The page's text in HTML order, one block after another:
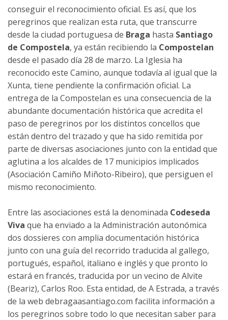
09 - A Gándara - Santiago de
Compostela
conseguir el reconocimiento oficial. Es así, que los
peregrinos que realizan esta ruta, que transcurre
desde la ciudad portuguesa de Braga hasta Santiago
de Compostela, ya están recibiendo la Compostelan
desde el pasado día 28 de marzo. La Iglesia ha
reconocido este Camino, aunque todavía al igual que la
Xunta, tiene pendiente la confirmación oficial. La
entrega de la Compostelan es una consecuencia de la
abundante documentación histórica que acredita el
paso de peregrinos por los distintos concellos que
están dentro del trazado y que ha sido remitida por
parte de diversas asociaciones junto con la entidad que
aglutina a los alcaldes de 17 municipios implicados
(Asociación Camiño Miñoto-Ribeiro), que persiguen el
mismo reconocimiento.
Entre las asociaciones está la denominada Codeseda
Viva que ha enviado a la Administración autonómica
dos dossieres con amplia documentación histórica
junto con una guía del recorrido traducida al gallego,
portugués, español, italiano e inglés y que pronto lo
estará en francés, traducida por un vecino de Alvite
(Beariz), Carlos Roo. Esta entidad, de A Estrada, a través
de la web debragaasantiago.com facilita información a
los peregrinos sobre todo lo que necesitan saber para